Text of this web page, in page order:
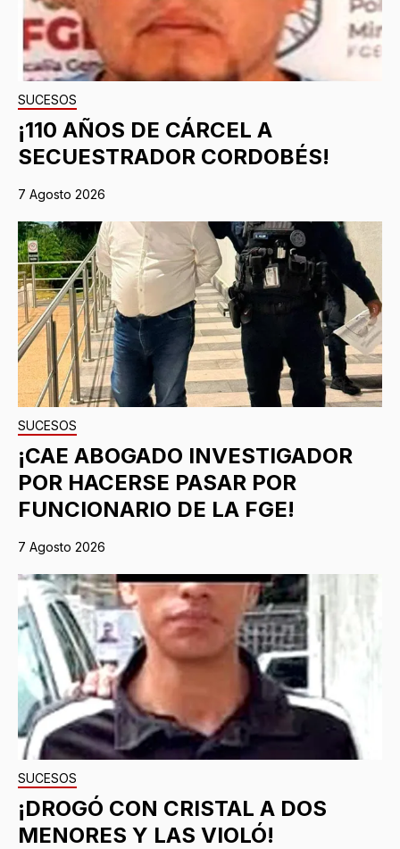
SUCESOS
¡110 AÑOS DE CÁRCEL A
SECUESTRADOR CORDOBÉS!
7 Agosto 2026
SUCESOS
¡CAE ABOGADO INVESTIGADOR
POR HACERSE PASAR POR
FUNCIONARIO DE LA FGE!
7 Agosto 2026
SUCESOS
¡DROGÓ CON CRISTAL A DOS
MENORES Y LAS VIOLÓ!